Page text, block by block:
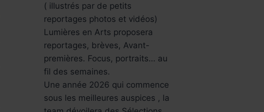
( illustrés par de petits
reportages photos et vidéos)
Lumières en Arts proposera
reportages, brèves, Avant-
premières. Focus, portraits… au
fil des semaines.
Une année 2026 qui commence
sous les meilleures auspices , la